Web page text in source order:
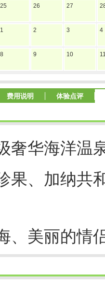
25 26 27
1 2 3 4
8 9 10
费用说明 体验点评
奢华海洋温
、加纳共
、美丽的情